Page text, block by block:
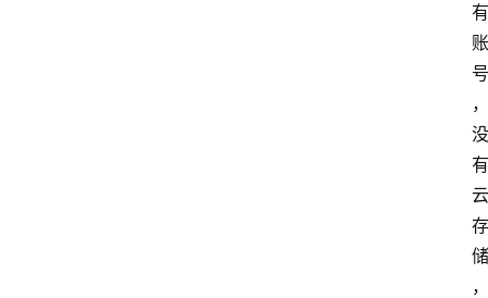
有
账
号
，
没
有
云
存
储
，